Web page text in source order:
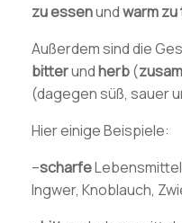
zuessenundwarm
Außerdem sind die
bitterundherb(
(dagegen süß, sauer
Hier einige Beispiele:
–scharfe
Ingwer, Knoblauch,